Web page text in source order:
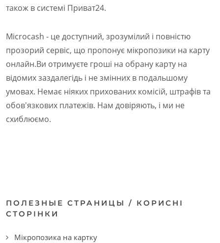
також в системі Приват24.
Microcash - це доступний, зрозумілий і повністю
прозорий сервіс, що пропонує мікропозики на карту
онлайн.Ви отримуєте гроші на обрану карту на
відомих заздалегідь і не змінних в подальшому
умовах. Немає ніяких прихованих комісій, штрафів та
обов'язкових платежів. Нам довіряють, і ми не
схиблюємо.
ПОЛЕЗНЫЕ СТРАНИЦЫ / КОРИСНІ
СТОРІНКИ
Мікропозика на картку